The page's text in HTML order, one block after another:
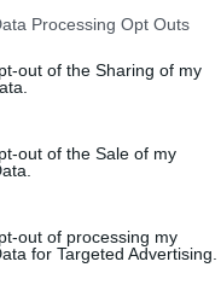
Processing Opt Outs
out of the Sharing of my
out of the Sale of my
out of processing my
for Targeted Advertising.
Neověřený profil
zatím neprokázal svou
profilů nelze
údaje odpovídají skutečné
Kontakt
o profilu a